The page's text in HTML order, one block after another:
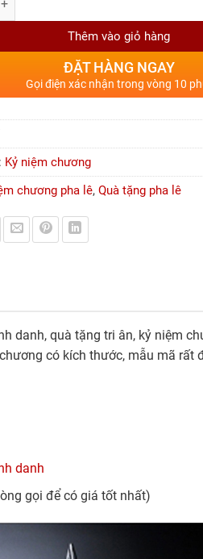
Thêm vào giỏ hàng
ĐẶT HÀNG NGAY
Gọi điện xác nhận trong vòng 10
Kỷ niệm chương
chương pha lê, Quà tặng pha lê
danh, quà tặng tri ân, kỷ niệm
có kích thước, mẫu mã
danh
gọi để có giá tốt nhất)